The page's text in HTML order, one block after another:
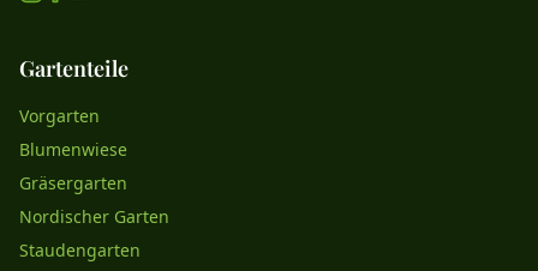
Gartenteile
Vorgarten
Blumenwiese
Gräsergarten
Nordischer Garten
Staudengarten